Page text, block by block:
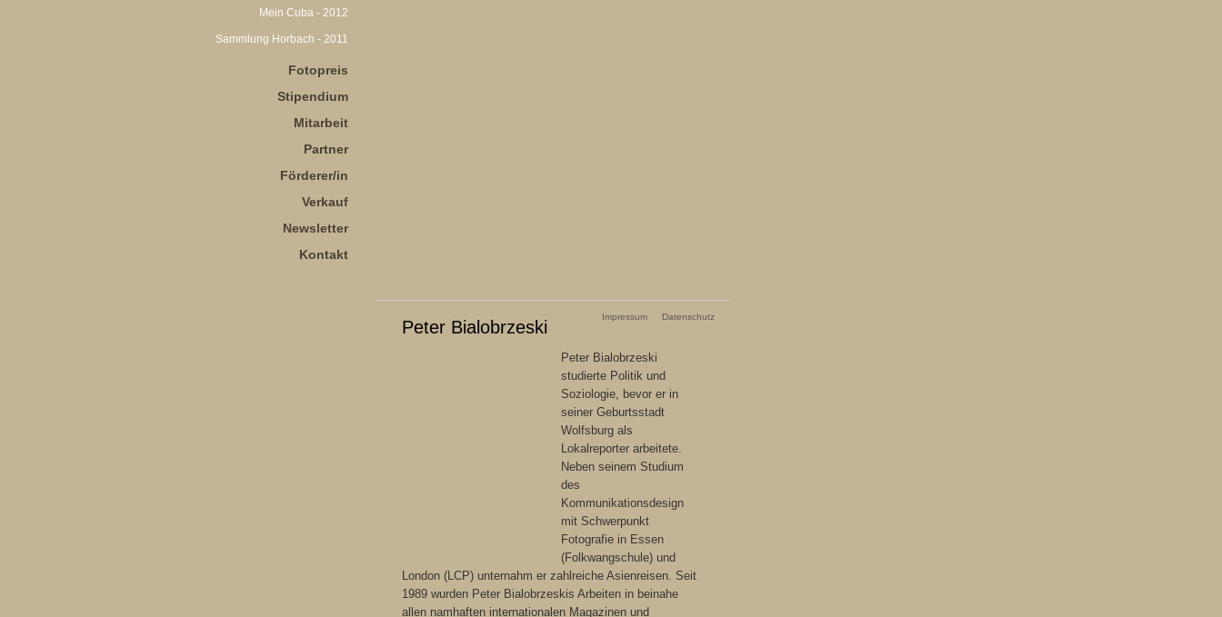
Mein Cuba - 2012
Sammlung Horbach - 2011
Fotopreis
Stipendium
Mitarbeit
Partner
Förderer/in
Verkauf
Newsletter
Kontakt
Peter Bialobrzeski
Peter Bialobrzeski
studierte Politik und
Soziologie, bevor er in
seiner Geburtsstadt
Wolfsburg als
Lokalreporter arbeitete.
Neben seinem Studium
des
Kommunikationsdesign
mit Schwerpunkt
Fotografie in Essen
(Folkwangschule) und
London (LCP) unternahm er zahlreiche Asienreisen. Seit
1989 wurden Peter Bialobrzeskis Arbeiten in beinahe
allen namhaften internationalen Magazinen und
Impressum Datenschutz